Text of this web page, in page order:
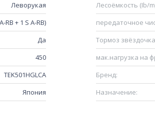
Леворукая Лесоёмкость (Ib/
RB + 1 S A-RB) передаточное
Да Тормоз
450 мак.нагрузка на
TEK501HGLCA Бренд:
Япония Назначение: